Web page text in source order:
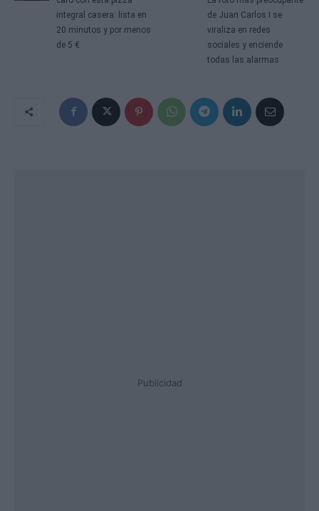
integral casera: lista en
20 minutos y por menos
de 5 €
de Juan Carlos I se
viraliza en redes
sociales y enciende
todas las alarmas
Publicidad